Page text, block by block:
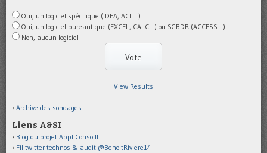
Oui, un logiciel spécifique (IDEA, ACL...)
Oui, un logiciel bureautique (EXCEL, CALC...) ou SGBDR (ACCESS...)
Non, aucun logiciel
View Results
Archive des sondages
Liens A&SI
Blog du projet AppliConso II
Fil twitter technos & audit @BenoitRiviere14